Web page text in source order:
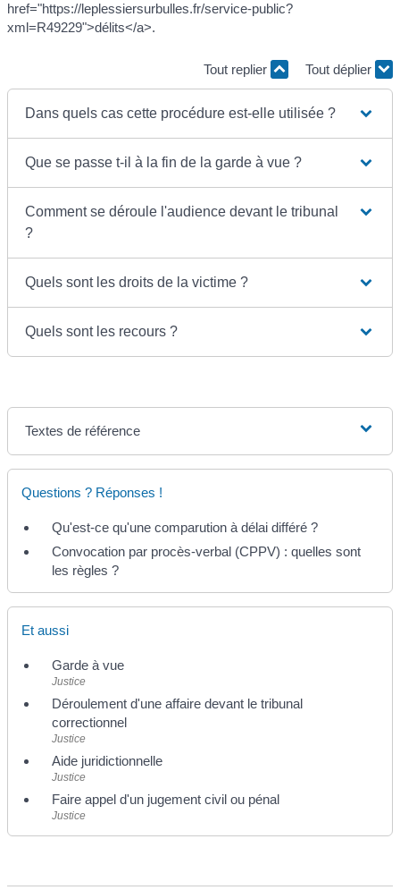
href="https://leplessiersurbulles.fr/service-public?
xml=R49229">délits</a>.
Tout replier Tout déplier
Dans quels cas cette procédure est-elle utilisée ?
Que se passe t-il à la fin de la garde à vue ?
Comment se déroule l'audience devant le tribunal
?
Quels sont les droits de la victime ?
Quels sont les recours ?
Textes de référence
Questions ? Réponses !
Qu'est-ce qu'une comparution à délai différé ?
Convocation par procès-verbal (CPPV) : quelles sont
les règles ?
Et aussi
Garde à vue
Justice
Déroulement d'une affaire devant le tribunal
correctionnel
Justice
Aide juridictionnelle
Justice
Faire appel d'un jugement civil ou pénal
Justice